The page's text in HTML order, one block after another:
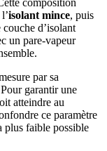
composition
isolant mince, puis
couche d’isolant
un pare-vapeur
par sa
garantir une
atteindre au
ce paramètre
plus faible possible